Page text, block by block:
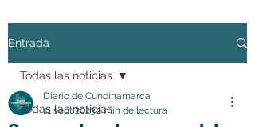
Entrada
Todas las noticias
Todas las noticias
Diario de Cundinamarca
11 sept 20232 min de lectura